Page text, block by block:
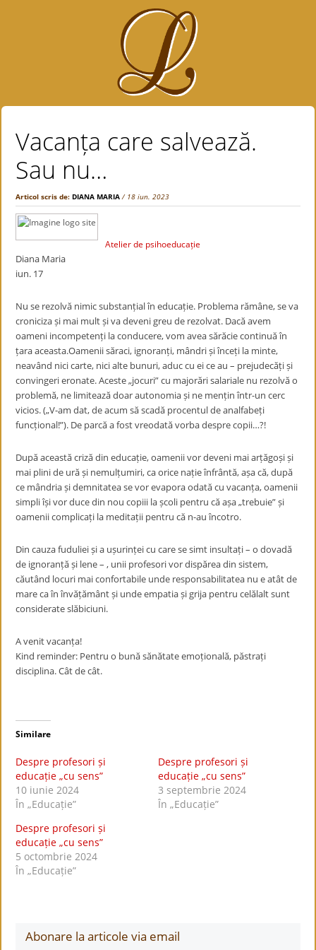
Vacanța care salvează.
Sau nu…
Articol scris de:DIANA MARIA / 18 iun. 2023
Atelier de psihoeducație
Diana Maria
iun. 17
Nu se rezolvă nimic substanțial în educație. Problema rămâne, se va
croniciza și mai mult și va deveni greu de rezolvat. Dacă avem
oameni incompetenți la conducere, vom avea sărăcie continuă în
țara aceasta.Oamenii săraci, ignoranți, mândri și înceți la minte,
neavând nici carte, nici alte bunuri, aduc cu ei ce au – prejudecăți și
convingeri eronate. Aceste „jocuri” cu majorări salariale nu rezolvă o
problemă, ne limitează doar autonomia și ne mențin într-un cerc
vicios. („V-am dat, de acum să scadă procentul de analfabeți
funcțional!”). De parcă a fost vreodată vorba despre copii…?!
După această criză din educație, oamenii vor deveni mai arțăgoși și
mai plini de ură și nemulțumiri, ca orice nație înfrântă, așa că, după
ce mândria și demnitatea se vor evapora odată cu vacanța, oamenii
simpli își vor duce din nou copiii la școli pentru că așa „trebuie” și
oamenii complicați la meditații pentru că n-au încotro.
Din cauza fuduliei și a ușurinței cu care se simt insultați – o dovadă
de ignoranță și lene – , unii profesori vor dispărea din sistem,
căutând locuri mai confortabile unde responsabilitatea nu e atât de
mare ca în învățământ și unde empatia și grija pentru celălalt sunt
considerate slăbiciuni.
A venit vacanța!
Kind reminder: Pentru o bună sănătate emoțională, păstrați
disciplina. Cât de cât.
Similare
Despre profesori și
educație „cu sens”
10 iunie 2024
În „Educație”
Despre profesori și
educație „cu sens”
3 septembrie 2024
În „Educație”
Despre profesori și
educație „cu sens”
5 octombrie 2024
În „Educație”
Abonare la articole via email